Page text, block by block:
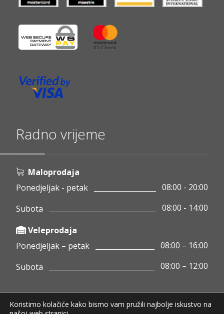
Radno vrijeme
Maloprodaja
Ponedjeljak - petak
08:00 - 20:00
Subota
08:00 - 14:00
Veleprodaja
Ponedjeljak – petak
08:00 – 16:00
Subota
08:00 – 12:00
Koristimo kolačiće kako bismo vam pružili najbolje iskustvo na